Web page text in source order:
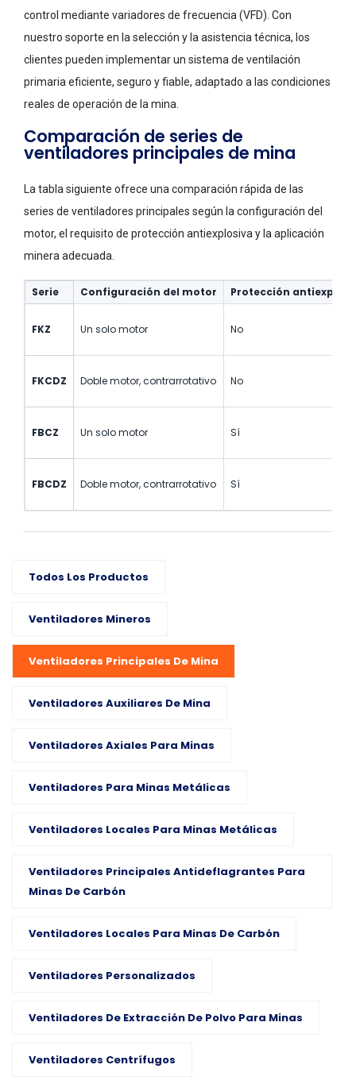
control mediante variadores de frecuencia (VFD). Con
nuestro soporte en la selección y la asistencia técnica, los
clientes pueden implementar un sistema de ventilación
primaria eficiente, seguro y fiable, adaptado a las condiciones
reales de operación de la mina.
Comparación de series de
ventiladores principales de mina
La tabla siguiente ofrece una comparación rápida de las
series de ventiladores principales según la configuración del
motor, el requisito de protección antiexplosiva y la aplicación
minera adecuada.
Serie Configuración del motor Protección
FKZ Un solo motor No
FKCDZ Doble motor, contrarrotativo No
FBCZ Un solo motor Sí
FBCDZ Doble motor, contrarrotativo Sí
Todos Los Productos
Ventiladores Mineros
Ventiladores Principales De Mina
Ventiladores Auxiliares De Mina
Ventiladores Axiales Para Minas
Ventiladores Para Minas Metálicas
Ventiladores Locales Para Minas Metálicas
Ventiladores Principales Antideflagrantes Para
Minas De Carbón
Ventiladores Locales Para Minas De Carbón
Ventiladores Personalizados
Ventiladores De Extracción De Polvo Para Minas
Ventiladores Centrífugos